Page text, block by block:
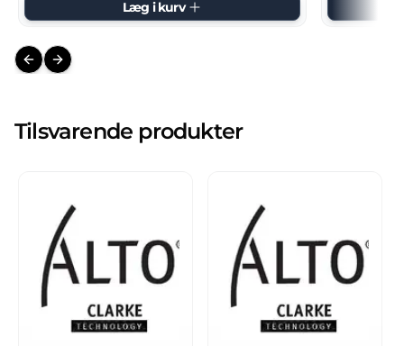
Læg i kurv
Previous slide
Next slide
Tilsvarende produkter